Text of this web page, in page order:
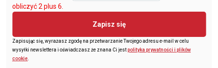
obliczyć 2 plus 6.
Zapisz się
Zapisując się, wyrażasz zgodę na przetwarzanie Twojego adresu e-mail w celu
wysyłki newslettera i oświadczasz że znana Ci jestpolityka prywatności i plików
cookie